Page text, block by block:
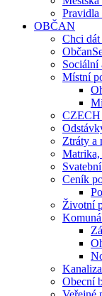
Pravidla
OBČAN
Chci dát
Sociální
Místní
CZECH
Ztráty a
Matrika,
Ceník
Životní
Obecní